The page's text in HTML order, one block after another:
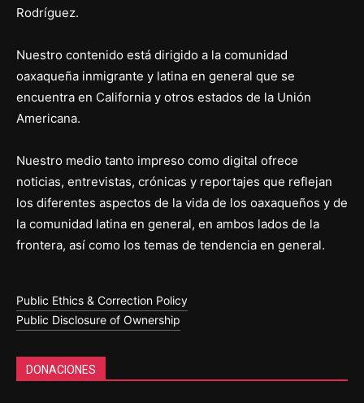
Rodríguez.
Nuestro contenido está dirigido a la comunidad
oaxaqueña inmigrante y latina en general que se
encuentra en California y otros estados de la Unión
Americana.
Nuestro medio tanto impreso como digital ofrece
noticias, entrevistas, crónicas y reportajes que reflejan
los diferentes aspectos de la vida de los oaxaqueños y de
la comunidad latina en general, en ambos lados de la
frontera, así como los temas de tendencia en general.
Public Ethics & Correction Policy
Public Disclosure of Ownership
DONACIONES